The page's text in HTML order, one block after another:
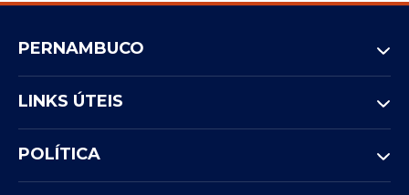
PERNAMBUCO
LINKS ÚTEIS
POLÍTICA